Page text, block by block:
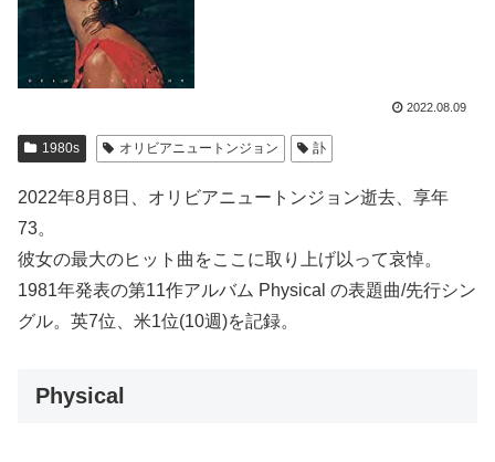
2022.08.09
1980s オリビアニュートンジョン 訃
2022年8月8日、オリビアニュートンジョン逝去、享年
73。
彼女の最大のヒット曲をここに取り上げ以って哀悼。
1981年発表の第11作アルバム Physical の表題曲/先行シン
グル。英7位、米1位(10週)を記録。
Physical